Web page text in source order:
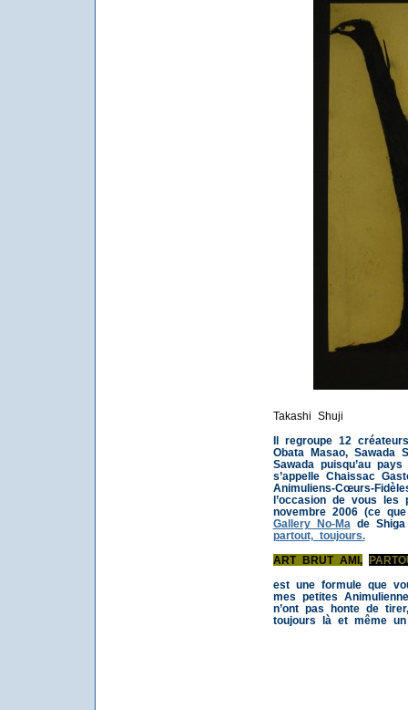
Takashi Shuji
Il regroupe 12
Obata Masao, Sawada
Sawada puisqu’au
s’appelle Chaissac
Animuliens-Cœurs-
l’occasion de vous
novembre 2006 (ce
Gallery No-Ma de
partout, toujours.
ART BRUT AMI,
est une formule que
mes petites
n’ont pas honte de
toujours là et même